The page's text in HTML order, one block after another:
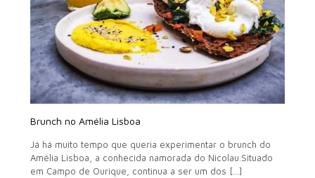
Brunch no Amélia Lisboa
Já há muito tempo que queria experimentar o brunch do
Amélia Lisboa, a conhecida namorada do Nicolau.Situado
em Campo de Ourique, continua a ser um dos […]